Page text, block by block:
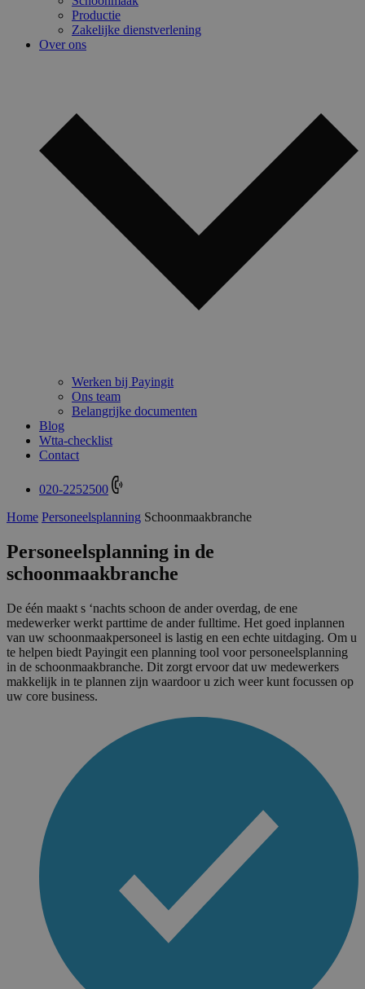
Productie
Zakelijke dienstverlening
Over ons
Werken bij Payingit
Ons team
Belangrijke documenten
Blog
Wtta-checklist
Contact
020-2252500
Home Personeelsplanning Schoonmaakbranche
Personeelsplanning in de
schoonmaakbranche
De één maakt s ‘nachts schoon de ander overdag, de ene
medewerker werkt parttime de ander fulltime. Het goed inplannen
van uw schoonmaakpersoneel is lastig en een echte uitdaging. Om u
te helpen biedt Payingit een planning tool voor personeelsplanning
in de schoonmaakbranche. Dit zorgt ervoor dat uw medewerkers
makkelijk in te plannen zijn waardoor u zich weer kunt focussen op
uw core business.